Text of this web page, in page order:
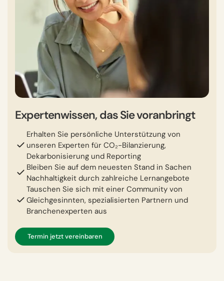
Expertenwissen, das Sie voranbringt
Erhalten Sie persönliche Unterstützung von
unseren Experten für CO₂-Bilanzierung,
Dekarbonisierung und Reporting
Bleiben Sie auf dem neuesten Stand in Sachen
Nachhaltigkeit durch zahlreiche Lernangebote
Tauschen Sie sich mit einer Community von
Gleichgesinnten, spezialisierten Partnern und
Branchenexperten aus
Termin jetzt vereinbaren